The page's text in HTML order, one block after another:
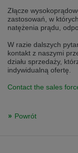
We have detected, that
selected one. This
switch to the English
Switch to English
Złącze
zastosowań, w
natężenia prądu,
W razie dalszych
kontakt z naszymi
działu sprzedaży,
indywidualną ofertę.
Contact the sales
Powrót